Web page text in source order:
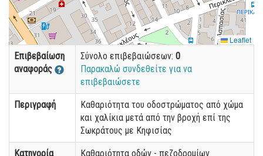
Leaflet
Επιβεβαίωση
αναφοράς
Σύνολο επιβεβαιώσεων: 0
Παρακαλώ συνδεθείτε για να
επιβεβαιώσετε
Περιγραφή
Καθαριότητα του οδοστρώματος από χώμα
και χαλίκια μετά από την βροχή επί της
Σωκράτους με Κηφισίας
Κατηγορία Καθαριότητα οδών - πεζοδρομίων